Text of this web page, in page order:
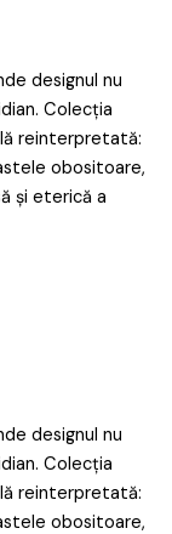
designul nu
Colecția
reinterpretată:
obositoare,
și eterică a
designul nu
Colecția
reinterpretată:
obositoare,